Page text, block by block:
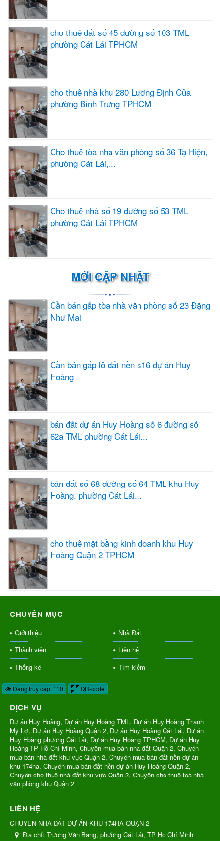
cho thuê đất số 45 đường số 103 TML
phường Cát Lái TPHCM
cho thuê nhà khu 280 Lương Định Của
phường Bình Trưng TPHCM
Cho thuê tòa nhà văn phòng số 36 Tạ Hiện,
phường Cát Lái,...
Cho thuê nhà số 19 đường số 53 TML
phường Cát Lái TPHCM
MỚI CẬP NHẬT
Cần bán gấp tòa nhà văn phòng số 23 Đặng
Như Mai
Cần bán gấp lô đất nền s16 dự án Huy
Hoàng
bán đất dự án Huy Hoàng số 6 đường số
62a TML phường Cát Lái...
bán đất số 68 đường số 64 TML khu Huy
Hoàng, phường Cát Lái...
cho thuê mặt bằng kinh doanh khu Huy
Hoàng Quận 2 TPHCM
CHUYÊN MỤC
Giới thiệu
Nhà Đất
Thành viên
Liên hệ
Thống kê
Tìm kiếm
Đang truy cập: 110 QR-code
DỊCH VỤ
Dự án Huy Hoàng, Dự án Huy Hoàng TML, Dự án Huy Hoàng Thạnh
Mỹ Lợi, Dự án Huy Hoàng Quận 2, Dự án Huy Hoàng Cát Lái, Dự án
Huy Hoàng phường Cát Lái, Dự án Huy Hoàng TPHCM, Dự án Huy
Hoàng TP Hồ Chí Minh, Chuyên mua bán nhà đất Quận 2, Chuyên
mua bán nhà đất khu vực Quận 2, Chuyên mua bán đất nền dự án
khu 174ha, Chuyên mua bán đất nền dự án Huy Hoàng Quận 2,
Chuyên cho thuê nhà đất khu vực Quận 2, Chuyên cho thuê toà nhà
văn phòng khu Quận 2
LIÊN HỆ
CHUYÊN NHÀ ĐẤT DỰ ÁN KHU 174HA QUẬN 2
Địa chỉ: Trương Văn Bang, phường Cát Lái, TP Hồ Chí Minh